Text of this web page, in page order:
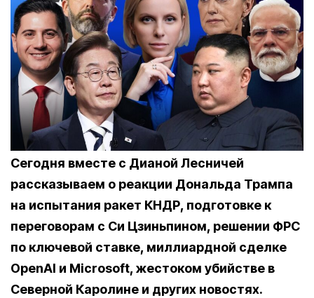
Сегодня вместе с Дианой Лесничей
рассказываем о реакции Дональда Трампа
на испытания ракет КНДР, подготовке к
переговорам с Си Цзиньпином, решении ФРС
по ключевой ставке, миллиардной сделке
OpenAI и Microsoft, жестоком убийстве в
Северной Каролине и других новостях.